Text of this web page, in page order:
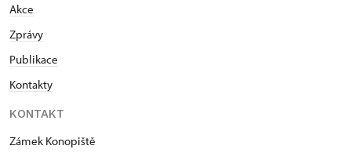
Akce
Zprávy
Publikace
Kontakty
KONTAKT
Zámek Konopiště